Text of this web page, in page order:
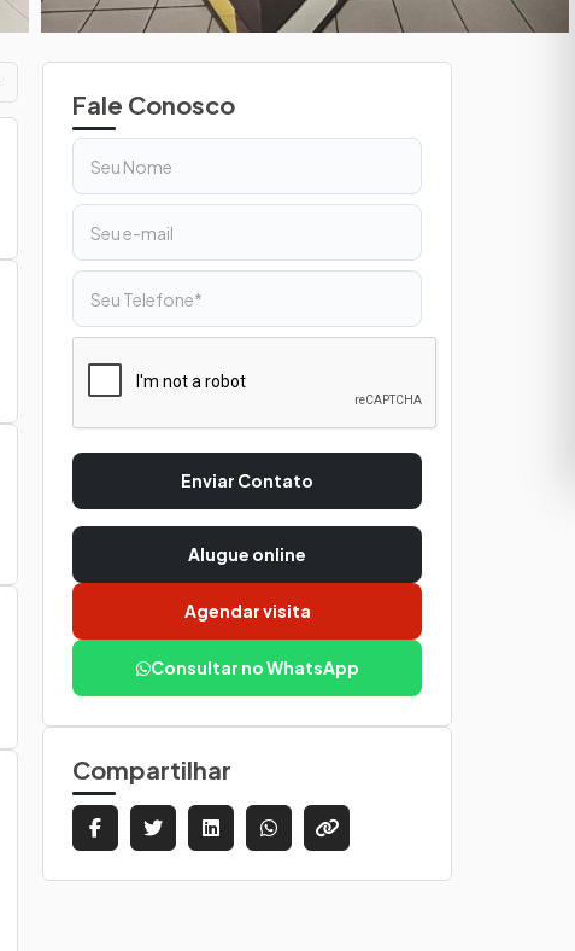
Fale Conosco
Enviar Contato
Alugue online
Agendar visita
Consultar no WhatsApp
Compartilhar